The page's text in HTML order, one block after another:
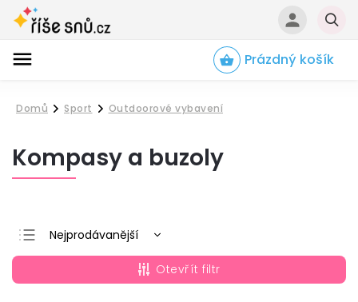
Prázdný košík
Domů
/
Sport
/
Outdoorové vybavení
Kompasy a buzoly
Nejprodávanější
Nejlevnější
Nejdražší
Otevřít filtr